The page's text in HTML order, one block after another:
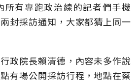
所有專跑政治線的記者們手機
封採訪通知，大家都猜上同一
政院長賴清德，內容未多作說
有場公開採訪行程，地點在蔡